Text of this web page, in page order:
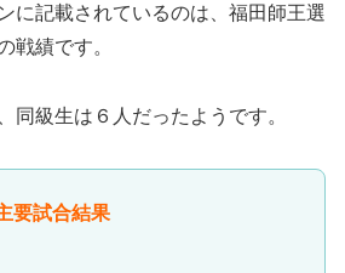
に記載されているのは、福田師王選
戦績です。
同級生は６人だったようです。
要試合結果